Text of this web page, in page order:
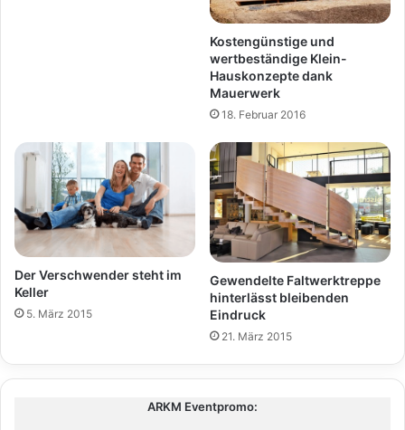
Kostengünstige und
wertbeständige Klein-
Hauskonzepte dank
Mauerwerk
18. Februar 2016
Der Verschwender steht im
Keller
5. März 2015
Gewendelte Faltwerktreppe
hinterlässt bleibenden
Eindruck
21. März 2015
ARKM Eventpromo: